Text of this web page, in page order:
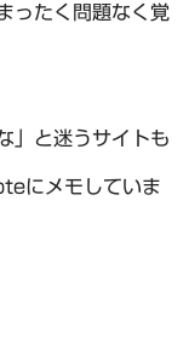
ったく問題なく覚
」と迷うサイトも
にメモしていま